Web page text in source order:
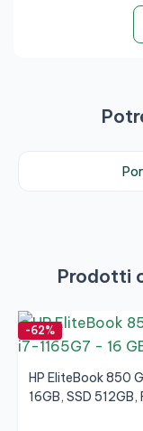
Prodotti
-62%
HP EliteBook 850
16GB, SSD 512GB,